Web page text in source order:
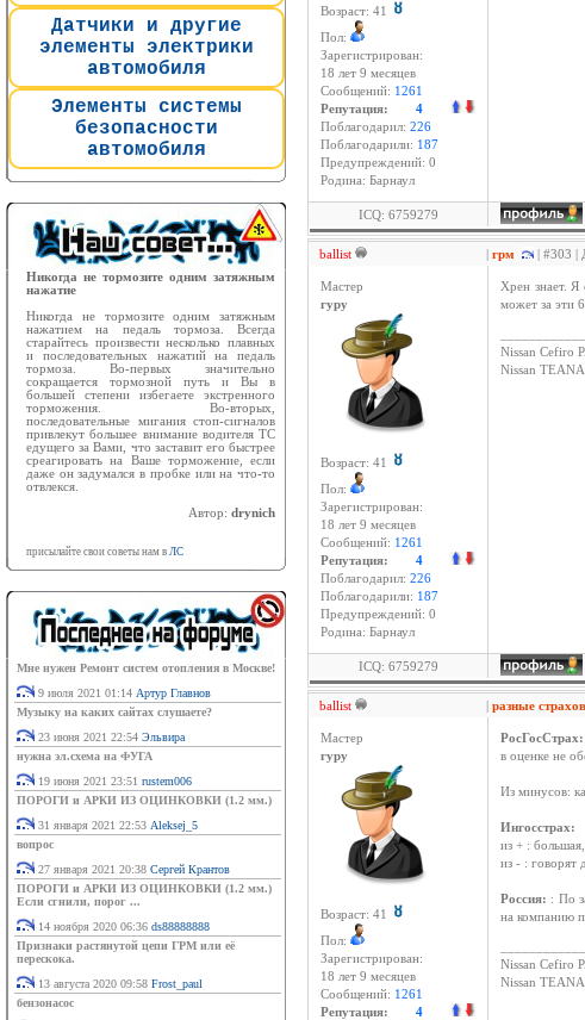
Датчики и другие
элементы электрики
автомобиля
Элементы системы
безопасности
автомобиля
Никогда не тормозите одним затяжным
нажатие
Никогда не тормозите одним затяжным
нажатием на педаль тормоза. Всегда
старайтесь произвести несколько плавных
и последовательных нажатий на педаль
тормоза. Во-первых значительно
сокращается тормозной путь и Вы в
большей степени избегаете экстренного
торможения. Во-вторых,
последовательные мигания стоп-сигналов
привлекут большее внимание водителя ТС
едущего за Вами, что заставит его быстрее
среагировать на Ваше торможение, если
даже он задумался в пробке или на что-то
отвлекся.
Автор: drynich
присылайте свои советы нам в ЛС
Мне нужен Ремонт систем отопления в Москве!
9 июля 2021 01:14 Артур Главнов
Музыку на каких сайтах слушаете?
23 июня 2021 22:54 Эльвира
нужна эл.схема на ФУГА
19 июня 2021 23:51 rustem006
ПОРОГИ и АРКИ ИЗ ОЦИНКОВКИ (1.2 мм.)
31 января 2021 22:53 Aleksej_5
вопрос
27 января 2021 20:38 Сергей Крантов
ПОРОГИ и АРКИ ИЗ ОЦИНКОВКИ (1.2 мм.)
Если сгнили, порог ...
14 ноября 2020 06:36 ds88888888
Признаки растянутой цепи ГРМ или её
перескока.
13 августа 2020 09:58 Frost_paul
бензонасос
Возраст: 41
Пол:
Зарегистрирован:
18 лет 9 месяцев
Сообщений: 1261
Репутация: 4
Поблагодарил: 226
Поблагодарили: 187
Предупреждений: 0
Родина: Барнаул
ICQ: 6759279
ballist | грм | #303 |
Мастер
гуру
Возраст: 41
Пол:
Зарегистрирован:
18 лет 9 месяцев
Сообщений: 1261
Репутация: 4
Поблагодарил: 226
Поблагодарили: 187
Предупреждений: 0
Родина: Барнаул
Хрен знает. Я
может за эти
Nissan Cefiro
Nissan
ICQ: 6759279
ballist | разные
Мастер
гуру
Возраст: 41
Пол:
Зарегистрирован:
18 лет 9 месяцев
Сообщений: 1261
Репутация: 4
РосГосСтрах:
в оценке не
Из минусов:
Ингосстрах:
из + :
из - : говорят
Россия: : По
на компанию
Nissan Cefiro
Nissan